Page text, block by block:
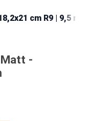
cm R9 | 9,5 mm
von 5 Sternen
-